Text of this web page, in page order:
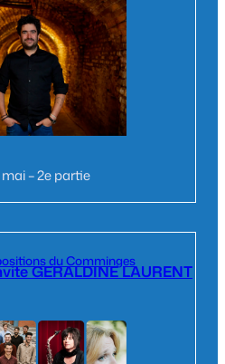
mai – 2e partie
du Comminges
GERALDINE LAURENT